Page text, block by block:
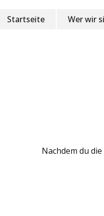
Startseite Wer wir
Nachdem du